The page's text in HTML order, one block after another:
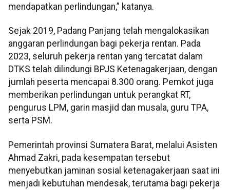
mendapatkan perlindungan,” katanya.
Sejak 2019, Padang Panjang telah mengalokasikan
anggaran perlindungan bagi pekerja rentan. Pada
2023, seluruh pekerja rentan yang tercatat dalam
DTKS telah dilindungi BPJS Ketenagakerjaan, dengan
jumlah peserta mencapai 8.300 orang. Pemkot juga
memberikan perlindungan untuk perangkat RT,
pengurus LPM, garin masjid dan musala, guru TPA,
serta PSM.
Pemerintah provinsi Sumatera Barat, melalui Asisten
Ahmad Zakri, pada kesempatan tersebut
menyebutkan jaminan sosial ketenagakerjaan saat ini
menjadi kebutuhan mendesak, terutama bagi pekerja